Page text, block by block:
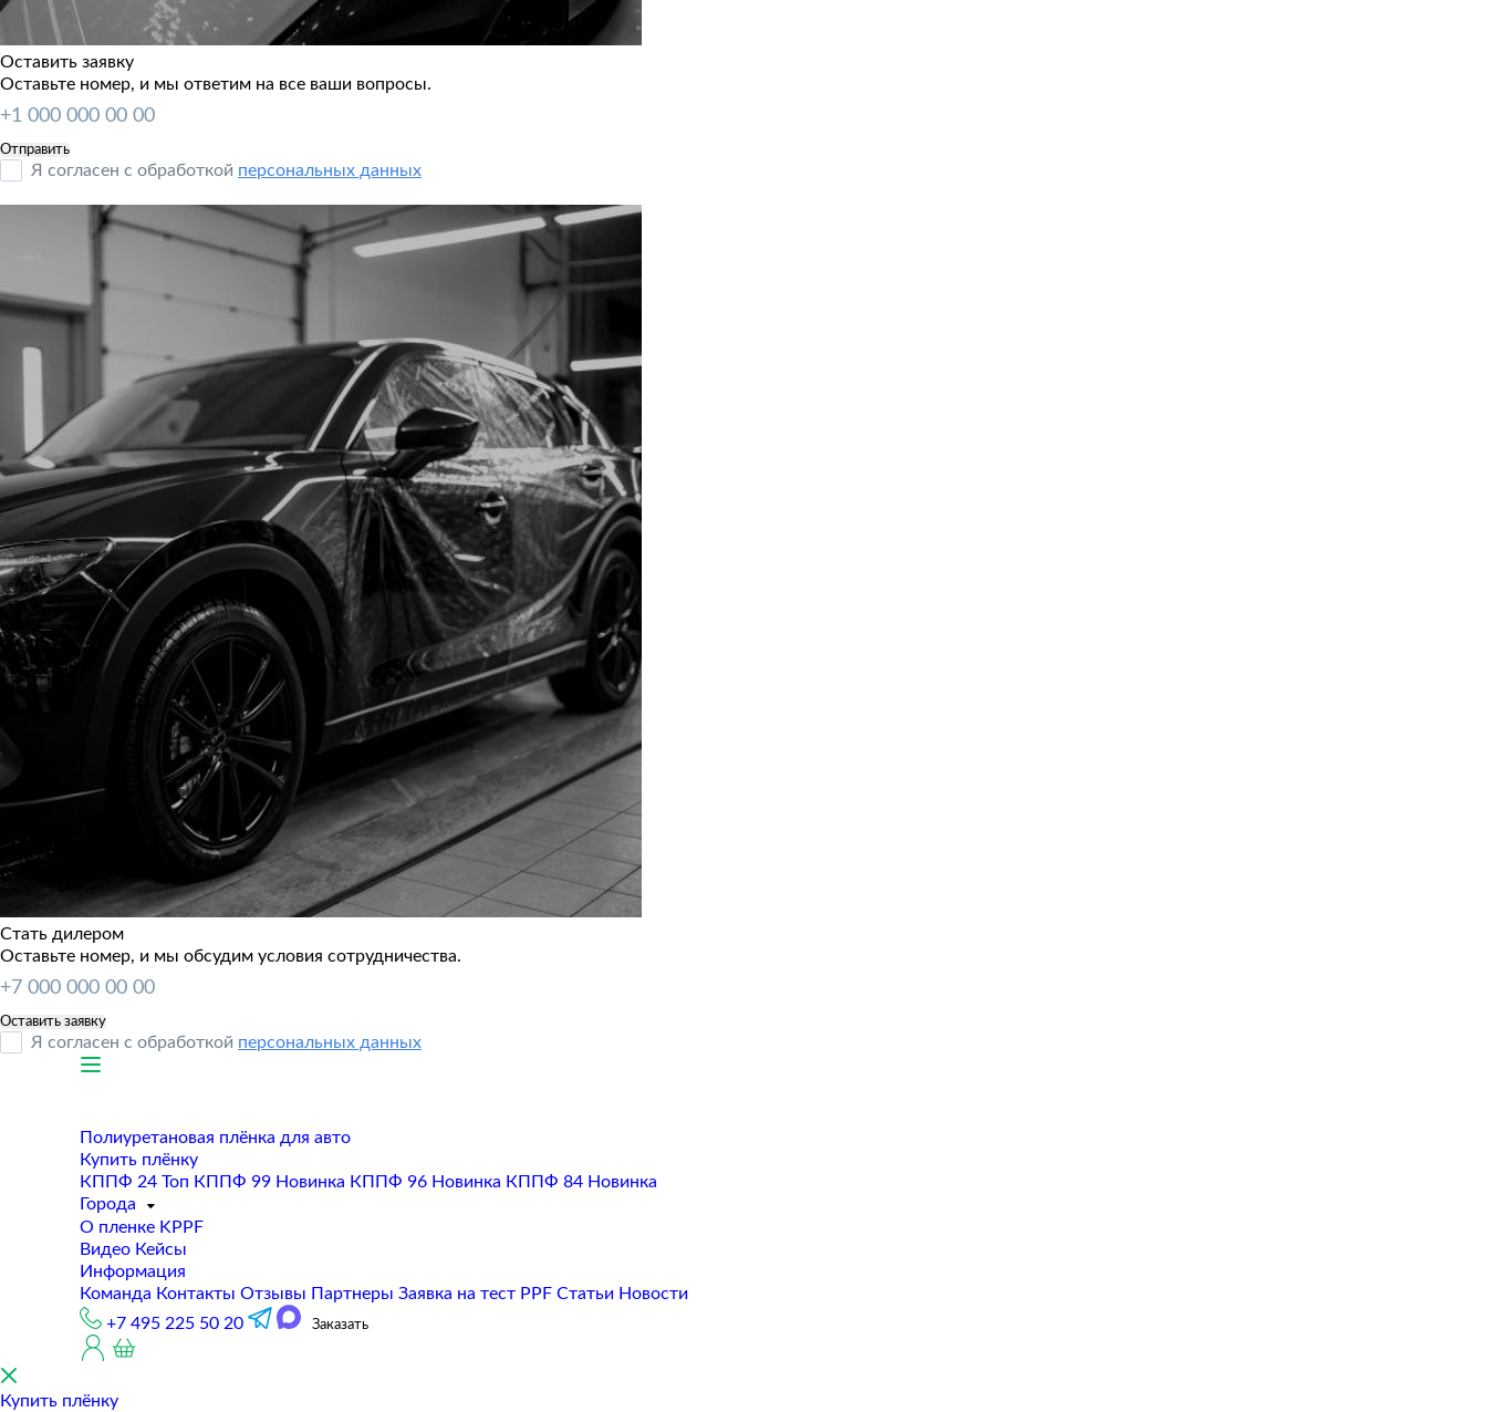
Оставить заявку
Оставьте номер, и мы ответим на все ваши вопросы.
Я согласен с обработкой персональных данных
Стать дилером
Оставьте номер, и мы обсудим условия сотрудничества.
Я согласен с обработкой персональных данных
Полиуретановая плёнка для авто
Купить плёнку
КППФ 24 Топ КППФ 99 Новинка КППФ 96 Новинка КППФ 84 Новинка
Города
О пленке KPPF
Видео Кейсы
Информация
Команда Контакты Отзывы Партнеры Заявка на тест PPF Статьи Новости
+7 495 225 50 20
Заказать
Купить плёнку